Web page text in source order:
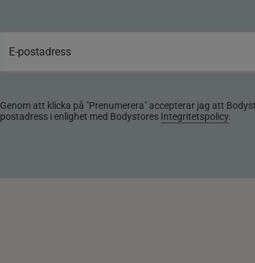
Genom att klicka på "Prenumerera" accepterar jag att
postadress i enlighet med Bodystores Integritetspolicy.